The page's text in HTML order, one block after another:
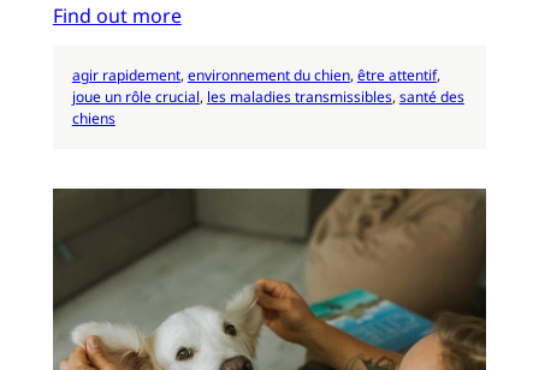
Find out more
agir rapidement, environnement du chien, être attentif
joue un rôle crucial, les maladies transmissibles, santé des
chiens